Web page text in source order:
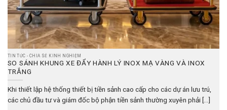
TIN TỨC - CHIA SẺ KINH NGHIỆM
SO SÁNH KHUNG XE ĐẨY HÀNH LÝ INOX MẠ VÀNG VÀ INOX
TRẮNG
Khi thiết lập hệ thống thiết bị tiền sảnh cao cấp cho các dự án lưu trú,
các chủ đầu tư và giám đốc bộ phận tiền sảnh thường xuyên phải [...]